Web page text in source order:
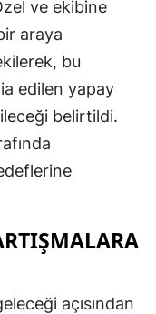
ve ekibine
araya
bu
edilen yapay
belirtildi.
açısından